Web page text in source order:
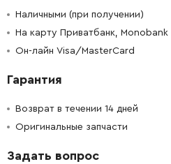
Наличными (при получении)
На карту Приватбанк, Monobank
Он-лайн Visa/MasterCard
Гарантия
Возврат в течении 14 дней
Оригинальные запчасти
Задать вопрос